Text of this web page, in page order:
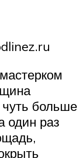
чуть больше
один раз